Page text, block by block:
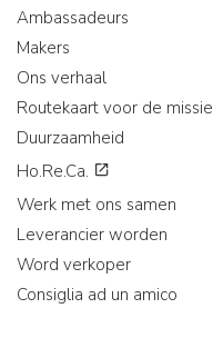
Ambassadeurs
Makers
Ons verhaal
Routekaart voor de missie
Duurzaamheid
Ho.Re.Ca.
Werk met ons samen
Leverancier worden
Word verkoper
Consiglia ad un amico